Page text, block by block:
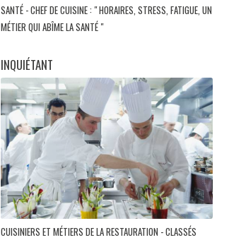
SANTÉ - CHEF DE CUISINE : " HORAIRES, STRESS, FATIGUE, UN
MÉTIER QUI ABÎME LA SANTÉ "
INQUIÉTANT
CUISINIERS ET MÉTIERS DE LA RESTAURATION - CLASSÉS